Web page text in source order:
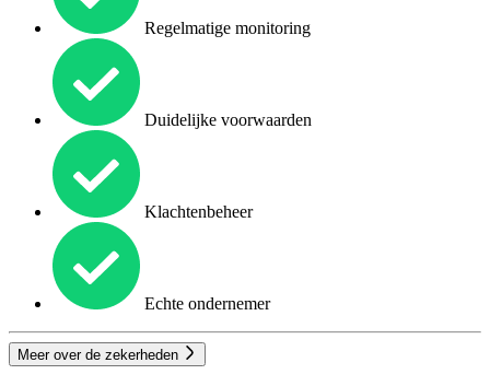
Regelmatige monitoring
Duidelijke voorwaarden
Klachtenbeheer
Echte ondernemer
Meer over de zekerheden